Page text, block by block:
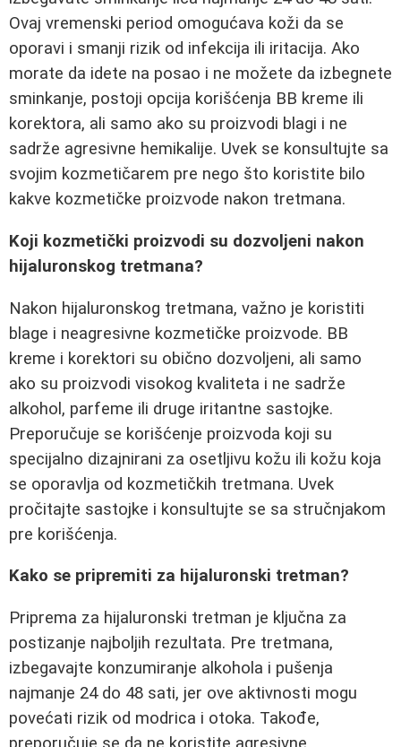
Ovaj vremenski period omogućava koži da se
oporavi i smanji rizik od infekcija ili iritacija. Ako
morate da idete na posao i ne možete da izbegnete
sminkanje, postoji opcija korišćenja BB kreme ili
korektora, ali samo ako su proizvodi blagi i ne
sadrže agresivne hemikalije. Uvek se konsultujte sa
svojim kozmetičarem pre nego što koristite bilo
kakve kozmetičke proizvode nakon tretmana.
Koji kozmetički proizvodi su dozvoljeni nakon
hijaluronskog tretmana?
Nakon hijaluronskog tretmana, važno je koristiti
blage i neagresivne kozmetičke proizvode. BB
kreme i korektori su obično dozvoljeni, ali samo
ako su proizvodi visokog kvaliteta i ne sadrže
alkohol, parfeme ili druge iritantne sastojke.
Preporučuje se korišćenje proizvoda koji su
specijalno dizajnirani za osetljivu kožu ili kožu koja
se oporavlja od kozmetičkih tretmana. Uvek
pročitajte sastojke i konsultujte se sa stručnjakom
pre korišćenja.
Kako se pripremiti za hijaluronski tretman?
Priprema za hijaluronski tretman je ključna za
postizanje najboljih rezultata. Pre tretmana,
izbegavajte konzumiranje alkohola i pušenja
najmanje 24 do 48 sati, jer ove aktivnosti mogu
povećati rizik od modrica i otoka. Takođe,